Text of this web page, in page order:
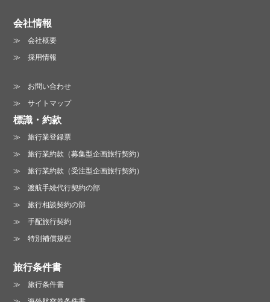
会社情報
会社概要
採用情報
お問い合わせ
サイトマップ
標識・約款
旅行業登録票
旅行業約款（募集型企画旅行契約）
旅行業約款（受注型企画旅行契約）
渡航手続代行契約の部
旅行相談契約の部
手配旅行契約
特別補償規程
旅行条件書
旅行条件書